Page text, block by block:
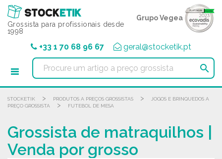
Grossista para profissionais desde
1998
Grupo Vegea
+33 1 70 68 96 67 geral@stocketik.pt

STOCKETIK > PRODUTOS A PREÇOS GROSSISTAS >
JOGOS E BRINQUEDOS A
PREÇO GROSSISTA
> FUTEBOL DE MESA
Grossista de matraquilhos |
Venda por grosso
Painel de Gerenciamento de Cookies